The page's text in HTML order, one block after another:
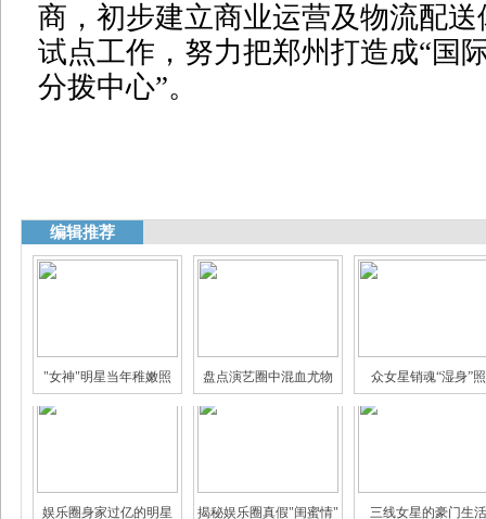
商，初步建立商业运营及物流配
试点工作，努力把郑州打造成“国
分拨中心”。
编辑推荐
"女神"明星当年稚嫩照 盘点演艺圈中混血尤物 众女星销魂“湿身”照